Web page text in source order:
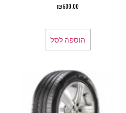
₪600.00
הוספה לסל